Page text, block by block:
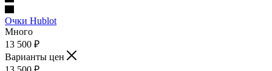
Очки Hublot
Много
13 500 ₽
Варианты цен